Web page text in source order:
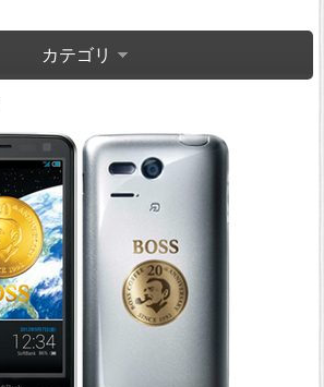
カテゴリ